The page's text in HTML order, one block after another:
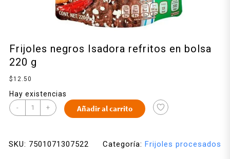
Frijoles negros Isadora refritos en bolsa
220 g
$ 12.50
Hay existencias
- + Añadir al carrito
SKU: 7501071307522 Categoría: Frijoles procesados